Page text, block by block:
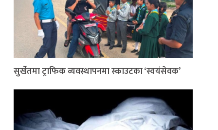
सुर्खेतमा ट्राफिक व्यवस्थापनमा स्काउटका ‘स्वयंसेवक’